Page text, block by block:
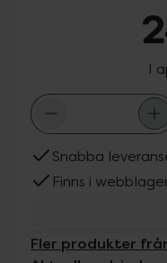
I
Snabba
Finns i
Fler produkter